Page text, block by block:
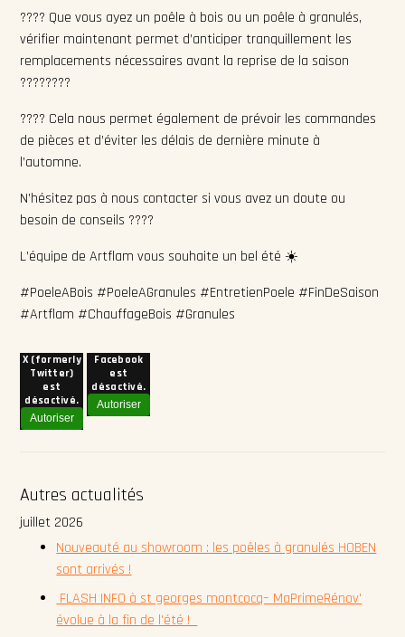
???? Que vous ayez un poêle à bois ou un poêle à granulés,
vérifier maintenant permet d’anticiper tranquillement les
remplacements nécessaires avant la reprise de la saison
????????
???? Cela nous permet également de prévoir les commandes
de pièces et d’éviter les délais de dernière minute à
l’automne.
N’hésitez pas à nous contacter si vous avez un doute ou
besoin de conseils ????
L’équipe de Artflam vous souhaite un bel été ☀️
#PoeleABois #PoeleAGranules #EntretienPoele #FinDeSaison
#Artflam #ChauffageBois #Granules
X (formerly
Twitter)
est
désactivé.
Autoriser
Facebook
est
désactivé.
Autoriser
Autres actualités
juillet 2026
Nouveauté au showroom : les poêles à granulés HOBEN
sont arrivés !
FLASH INFO à st georges montcocq– MaPrimeRénov'
évolue à la fin de l'été !